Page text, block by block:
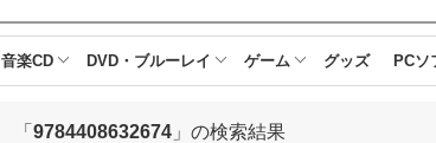
音楽CD DVD・ブルーレイ ゲーム グッズ PCソ
「 9784408632674 」の検索結果